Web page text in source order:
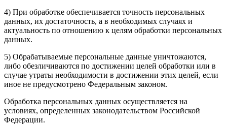
4) При обработке обеспечивается точность персональных
данных, их достаточность, а в необходимых случаях и
актуальность по отношению к целям обработки персональных
данных.
5) Обрабатываемые персональные данные уничтожаются,
либо обезличиваются по достижении целей обработки или в
случае утраты необходимости в достижении этих целей, если
иное не предусмотрено Федеральным законом.
Обработка персональных данных осуществляется на
условиях, определенных законодательством Российской
Федерации.